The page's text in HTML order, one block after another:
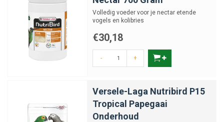
Volledig voeder voor je nectar etende
vogels en kolibries
€30,18
- +
Versele-Laga Nutribird P15
Tropical Papegaai
Onderhoud